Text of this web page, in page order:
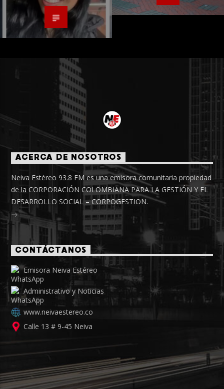
ACERCA DE NOSOTROS
Neiva Estéreo 93.8 FM es una emisora comunitaria propiedad
de la CORPORACIÓN COLOMBIANA PARA LA GESTIÓN Y EL
DESARROLLO SOCIAL – CORPOGESTION.
CONTÁCTANOS
Emisora Neiva Estéreo
Administrativo y Noticias
www.neivaestereo.co
Calle 13 # 9-45 Neiva